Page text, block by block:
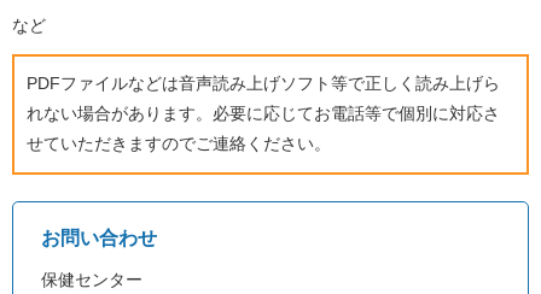
など
PDFファイルなどは音声読み上げソフト等で正しく読み上げら
れない場合があります。必要に応じてお電話等で個別に対応さ
せていただきますのでご連絡ください。
お問い合わせ
保健センター